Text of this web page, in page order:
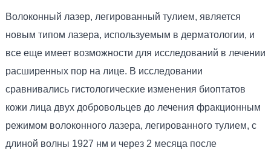
Волоконный лазер, легированный тулием, является
новым типом лазера, используемым в дерматологии, и
все еще имеет возможности для исследований в лечении
расширенных пор на лице. В исследовании
сравнивались гистологические изменения биоптатов
кожи лица двух добровольцев до лечения фракционным
режимом волоконного лазера, легированного тулием, с
длиной волны 1927 нм и через 2 месяца после